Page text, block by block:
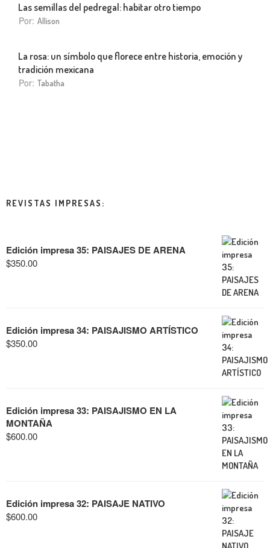
Las semillas del pedregal: habitar otro tiempo
Por: Allison
La rosa: un símbolo que florece entre historia, emoción y
tradición mexicana
Por: Tabatha
REVISTAS IMPRESAS:
Edición impresa 35: PAISAJES DE ARENA
$350.00
Edición impresa 34: PAISAJISMO ARTÍSTICO
$350.00
Edición impresa 33: PAISAJISMO EN LA
MONTAÑA
$600.00
Edición impresa 32: PAISAJE NATIVO
$600.00